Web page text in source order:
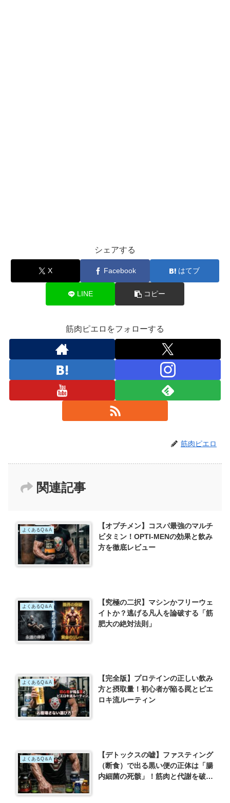
シェアする
X Facebook はてブ
LINE コピー
筋肉ピエロをフォローする
筋肉ピエロ
関連記事
よくあるQ＆A
【オプチメン】コスパ最強のマルチ
ビタミン！OPTI-MENの効果と飲み
方を徹底レビュー
よくあるQ＆A
【究極の二択】マシンかフリーウェ
イトか？逃げる凡人を論破する「筋
肥大の絶対法則」
よくあるQ＆A
【完全版】プロテインの正しい飲み
方と摂取量！初心者が陥る罠とピエ
ロキ流ルーティン
よくあるQ＆A
【デトックスの嘘】ファスティング
（断食）で出る黒い便の正体は「腸
内細菌の死骸」！筋肉と代謝を破壊